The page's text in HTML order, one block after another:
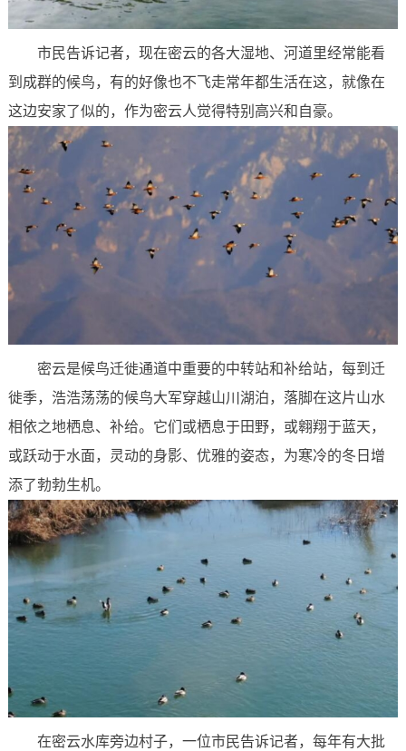
市民告诉记者，现在密云的各大湿地、河道里经常能看
到成群的候鸟，有的好像也不飞走常年都生活在这，就像在
这边安家了似的，作为密云人觉得特别高兴和自豪。
密云是候鸟迁徙通道中重要的中转站和补给站，每到迁
徙季，浩浩荡荡的候鸟大军穿越山川湖泊，落脚在这片山水
相依之地栖息、补给。它们或栖息于田野，或翱翔于蓝天，
或跃动于水面，灵动的身影、优雅的姿态，为寒冷的冬日增
添了勃勃生机。
在密云水库旁边村子，一位市民告诉记者，每年有大批